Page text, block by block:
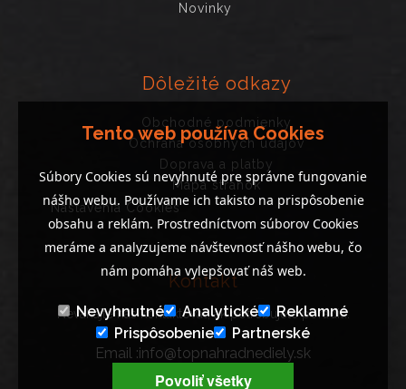
Novinky
Dôležité odkazy
Obchodné podmienky
Ochrana osobných údajov
Doprava a platby
Mapa stránok
Nastavenia Cookies
Kontakt
Neváhajte nás kontaktovať, ak potrebujete poradiť..
Email :info@topnahradnediely.sk
Tel : +421 919 278 288
Tento web používa Cookies
Súbory Cookies sú nevyhnuté pre správne fungovanie
nášho webu. Používame ich takisto na prispôsobenie
obsahu a reklám. Prostredníctvom súborov Cookies
meráme a analyzujeme návštevnosť nášho webu, čo
nám pomáha vylepšovať náš web.
Nevyhnutné Analytické
Reklamné
Prispôsobenie
Partnerské
Povoliť všetky